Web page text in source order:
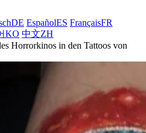
DE EspañolES FrançaisFR
KO 中文ZH
Horrorkinos in den Tattoos von